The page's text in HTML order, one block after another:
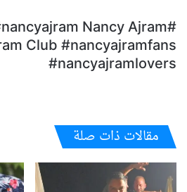
Nancy Ajram
Club #nancyajramfans
#nancyajramlovers
مقالات ذات صلة